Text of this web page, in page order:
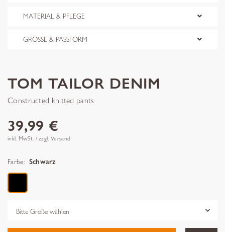
MATERIAL & PFLEGE
GRÖSSE & PASSFORM
TOM TAILOR DENIM
Constructed knitted pants
39,99 €
inkl. MwSt. / zzgl. Versand
Farbe: Schwarz